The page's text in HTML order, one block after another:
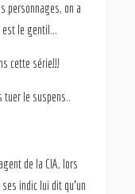
personnages, on a
est le gentil…
cette série!!!
tuer le suspens..
de la CIA, lors
indic lui dit qu’un